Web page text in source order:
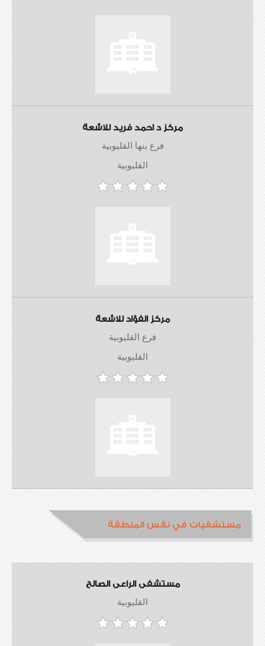
مركز د احمد فريد للاشعة
فرع بنها القليوبية
القليوبية
مركز الفؤاد للاشعة
فرع القليوبية
القليوبية
مستشفيات في نفس المنطقة
مستشفى الراعى الصالح
القليوبية